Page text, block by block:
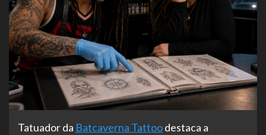
Tatuador da Batcaverna Tattoodestaca a